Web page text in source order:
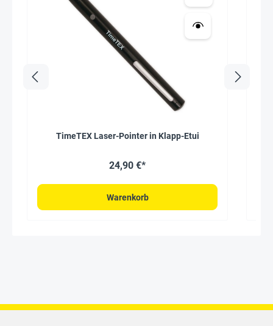
TimeTEX Laser-Pointer in Klapp-Etui
24,90 €*
Warenkorb